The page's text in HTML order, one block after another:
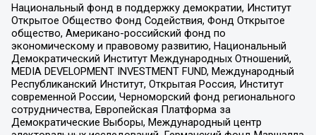
Национальный фонд в поддержку демократии, Институт
Открытое Общество Фонд Содействия, Фонд Открытое
общество, Американо-российский фонд по
экономическому и правовому развитию, Национальный
Демократический Институт Международных Отношений,
MEDIA DEVELOPMENT INVESTMENT FUND, Международный
Республиканский Институт, Открытая Россия, Институт
современной России, Черноморский фонд регионального
сотрудничества, Европейская Платформа за
Демократические Выборы, Международный центр